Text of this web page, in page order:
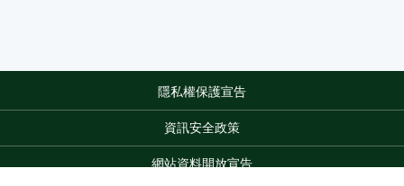
隱私權保護宣告
資訊安全政策
網站資料開放宣告